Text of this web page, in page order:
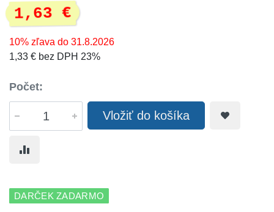
1,63 €
10% zľava do 31.8.2026
1,33 € bez DPH 23%
Počet:
Vložiť do košíka
DARČEK ZADARMO